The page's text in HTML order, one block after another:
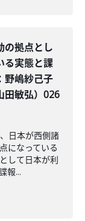
の拠点とし
る実態と課
野嶋紗己子
田敏弘）026
日本が西側諸
になっている
して日本が利
報...